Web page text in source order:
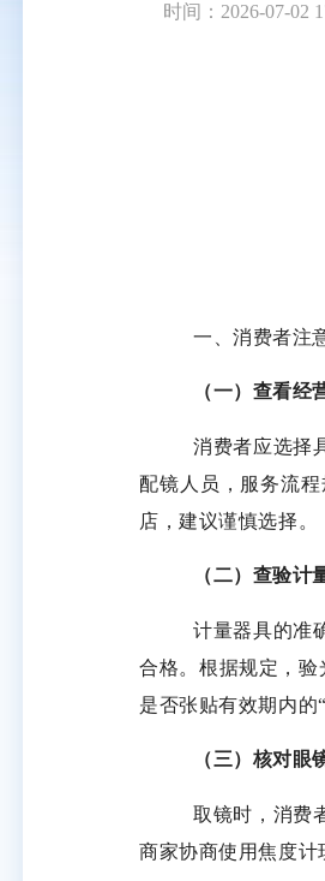
时间：2026-07-02
一、消费者注
（一）查看经
消费者应选择
配镜人员，服务流
店，建议谨慎选择。
（二）查验计
计量器具的准
合格。根据规定，
是否张贴有效期内的
（三）核对眼
取镜时，消费
商家协商使用焦度计